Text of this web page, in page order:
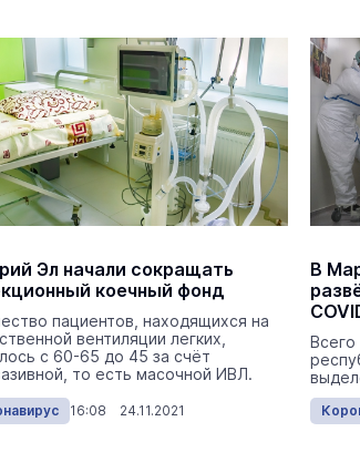
Эл начали сокращать
коечный фонд
пациентов, находящихся на
вентиляции легких,
с 60-65 до 45 за счёт
то есть масочной ИВЛ.
16:08 24.11.2021
В
Всего